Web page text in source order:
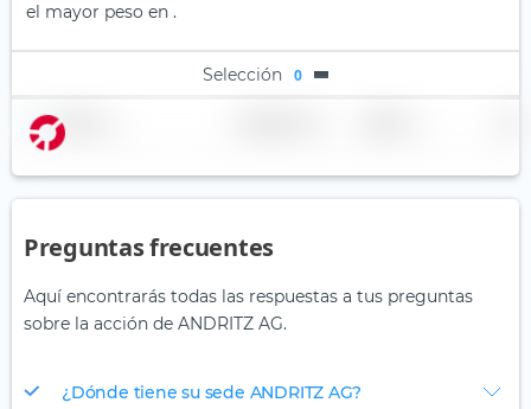
el mayor peso en .
Selección 0
Nombre
Preguntas frecuentes
Aquí encontrarás todas las respuestas a tus preguntas
sobre la acción de ANDRITZ AG.
¿Dónde tiene su sede ANDRITZ AG?